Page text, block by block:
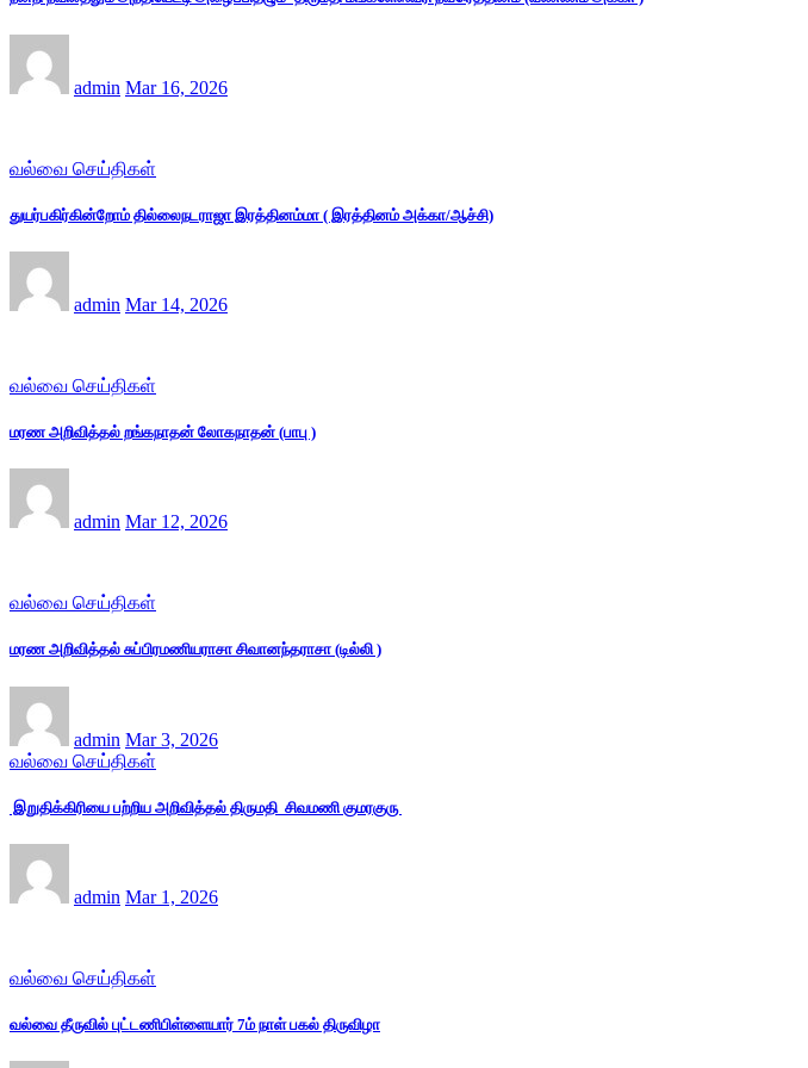
admin Mar 16, 2026
வல்வை செய்திகள்
துயர்பகிர்கின்றோம் தில்லைநடராஜா இரத்தினம்மா ( இரத்தினம் அக்கா/ஆச்சி)
admin Mar 14, 2026
வல்வை செய்திகள்
மரண அறிவித்தல் றங்கநாதன் லோகநாதன் (பாபு )
admin Mar 12, 2026
வல்வை செய்திகள்
மரண அறிவித்தல் சுப்பிரமணியராசா சிவானந்தராசா (டில்லி )
admin Mar 3, 2026
வல்வை செய்திகள்
இறுதிக்கிரியை பற்றிய அறிவித்தல் திருமதி சிவமணி குமரகுரு
admin Mar 1, 2026
வல்வை செய்திகள்
வல்வை தீருவில் புட்டணிபிள்ளையார் 7ம் நாள் பகல் திருவிழா